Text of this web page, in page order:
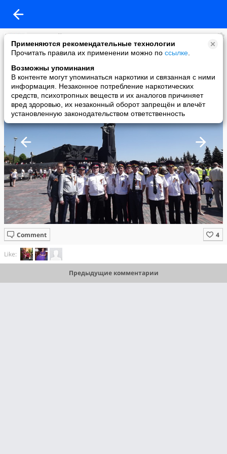
Применяются рекомендательные технологии
Прочитать правила их применении можно по ссылке
Возможны упоминания
В контенте могут упоминаться наркотики и связанная с ними
информация. Незаконное потребление наркотических
средств, психотропных веществ и их аналогов причиняет
вред здоровью, их незаконный оборот запрещён и влечёт
установленную законодательством ответственность
АнатолийВивденко
added a photo
14 May в 20:02
Comment
Like:
Предыдущие комментарии